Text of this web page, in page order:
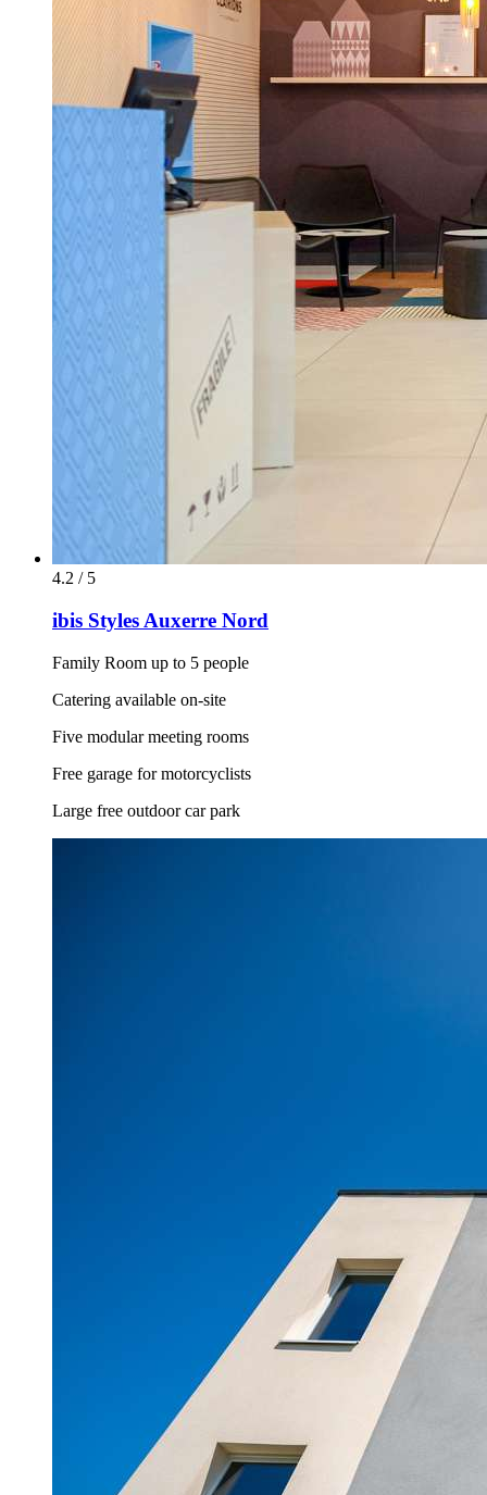
4.2 / 5
ibis Styles Auxerre Nord
Family Room up to 5 people
Catering available on-site
Five modular meeting rooms
Free garage for motorcyclists
Large free outdoor car park